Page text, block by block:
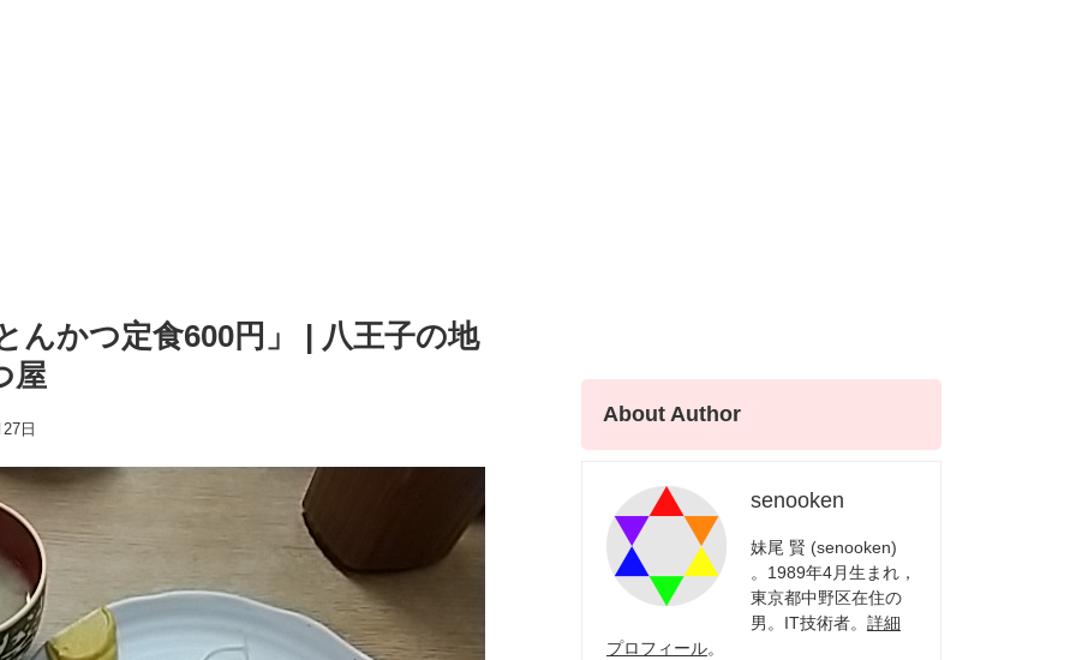
かつ定食600円」 | 八王子の地
屋
日
About Author
senooken
妹尾 賢 (senooken)
。1989年4月生まれ，
東京都中野区在住の
男。IT技術者。 詳細
プロフィール。